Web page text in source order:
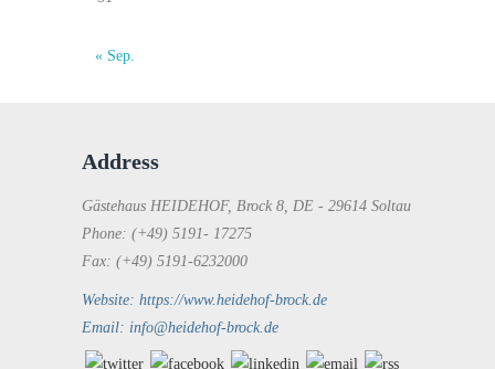
« Sep.
Address
Gästehaus HEIDEHOF, Brock 8, DE - 29614 Soltau
Phone: (+49) 5191- 17275
Fax: (+49) 5191-6232000
Website: https://www.heidehof-brock.de
Email: info@heidehof-brock.de